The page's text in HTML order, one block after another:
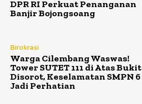
DPR RI Perkuat Penanganan
Banjir Bojongsoang
Birokrasi
Warga Cilembang Waswas!
Tower SUTET 111 di Atas Bukit
Disorot, Keselamatan SMPN 6
Jadi Perhatian